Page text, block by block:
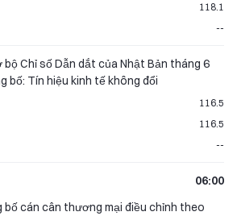
118.1
--
bộ Chỉ số Dẫn dắt của Nhật Bản tháng 6
bố: Tín hiệu kinh tế không đổi
116.5
116.5
--
06:00
cán cân thương mại điều chỉnh theo